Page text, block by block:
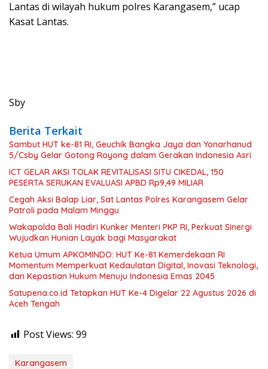
Lantas di wilayah hukum polres Karangasem,” ucap
Kasat Lantas.
Sby
Berita Terkait
Sambut HUT ke-81 RI, Geuchik Bangka Jaya dan Yonarhanud
5/Csby Gelar Gotong Royong dalam Gerakan Indonesia Asri
ICT GELAR AKSI TOLAK REVITALISASI SITU CIKEDAL, 150
PESERTA SERUKAN EVALUASI APBD Rp9,49 MILIAR
Cegah Aksi Balap Liar, Sat Lantas Polres Karangasem Gelar
Patroli pada Malam Minggu
Wakapolda Bali Hadiri Kunker Menteri PKP RI, Perkuat Sinergi
Wujudkan Hunian Layak bagi Masyarakat
Ketua Umum APKOMINDO: HUT Ke-81 Kemerdekaan RI
Momentum Memperkuat Kedaulatan Digital, Inovasi Teknologi,
dan Kepastian Hukum Menuju Indonesia Emas 2045
Satupena.co.id Tetapkan HUT Ke-4 Digelar 22 Agustus 2026 di
Aceh Tengah
Post Views: 99
Karangasem